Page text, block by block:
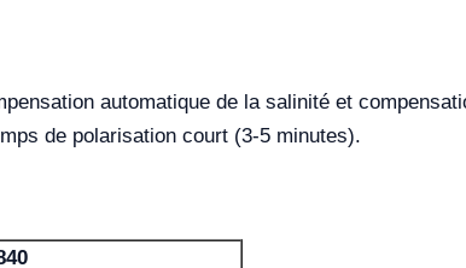
automatique de la salinité et
de polarisation court (3-5 minutes).